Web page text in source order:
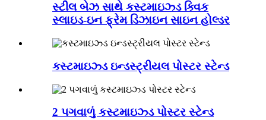
સ્ટીલ બેઝ સાથે કસ્ટમાઇઝ્ડ ક્વિક
સ્લાઇડ-ઇન ફ્રેમ ડિઝાઇન સાઇન હોલ્ડર
કસ્ટમાઇઝ્ડ ઇન્ડસ્ટ્રીયલ પોસ્ટર સ્ટેન્ડ
2 પગવાળું કસ્ટમાઇઝ્ડ પોસ્ટર સ્ટેન્ડ